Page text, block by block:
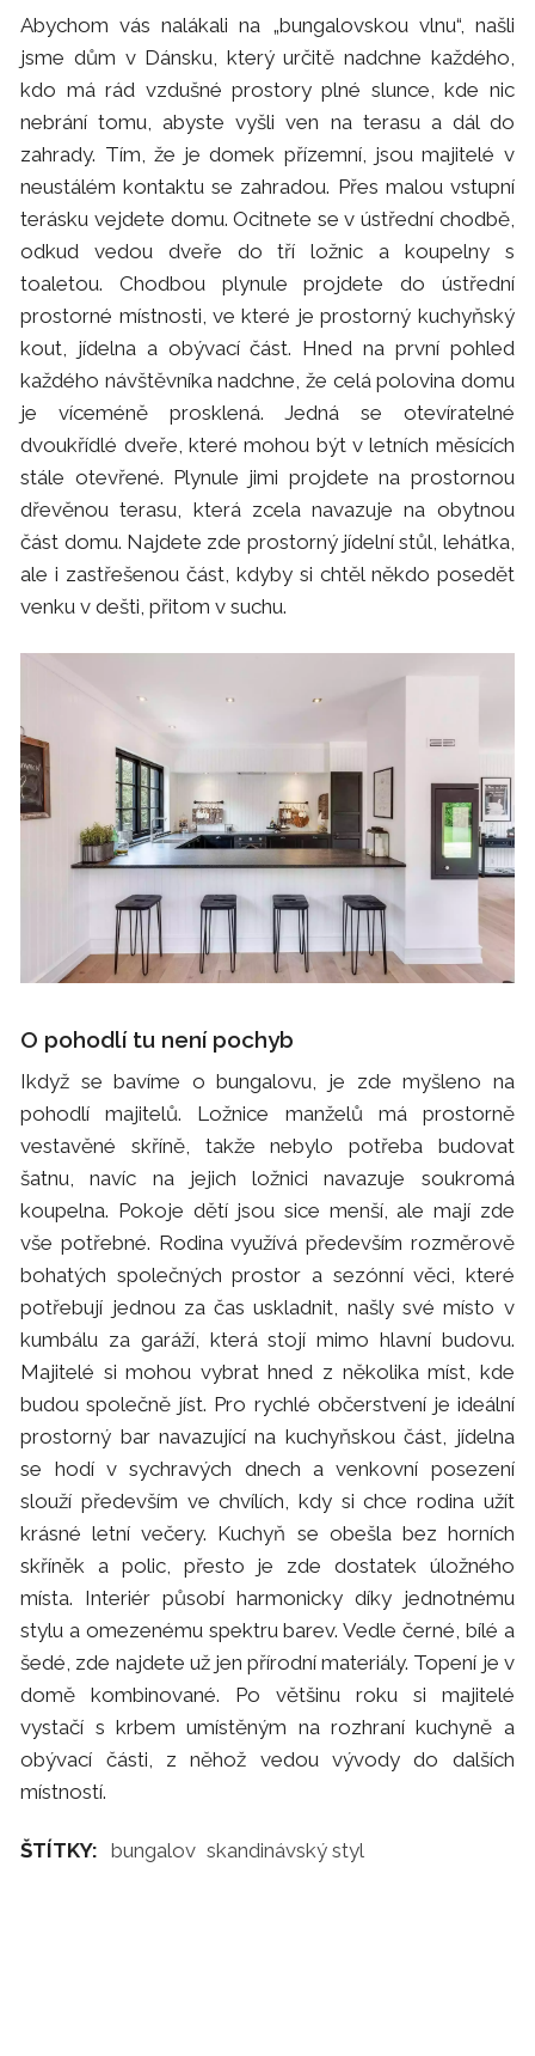
Abychom vás nalákali na „bungalovskou vlnu“, našli
jsme dům v Dánsku, který určitě nadchne každého,
kdo má rád vzdušné prostory plné slunce, kde nic
nebrání tomu, abyste vyšli ven na terasu a dál do
zahrady. Tím, že je domek přízemní, jsou majitelé v
neustálém kontaktu se zahradou. Přes malou vstupní
terásku vejdete domu. Ocitnete se v ústřední chodbě,
odkud vedou dveře do tří ložnic a koupelny s
toaletou. Chodbou plynule projdete do ústřední
prostorné místnosti, ve které je prostorný kuchyňský
kout, jídelna a obývací část. Hned na první pohled
každého návštěvníka nadchne, že celá polovina domu
je víceméně prosklená. Jedná se otevíratelné
dvoukřídlé dveře, které mohou být v letních měsících
stále otevřené. Plynule jimi projdete na prostornou
dřevěnou terasu, která zcela navazuje na obytnou
část domu. Najdete zde prostorný jídelní stůl, lehátka,
ale i zastřešenou část, kdyby si chtěl někdo posedět
venku v dešti, přitom v suchu.
O pohodlí tu není pochyb
Ikdyž se bavíme o bungalovu, je zde myšleno na
pohodlí majitelů. Ložnice manželů má prostorně
vestavěné skříně, takže nebylo potřeba budovat
šatnu, navíc na jejich ložnici navazuje soukromá
koupelna. Pokoje dětí jsou sice menší, ale mají zde
vše potřebné. Rodina využívá především rozměrově
bohatých společných prostor a sezónní věci, které
potřebují jednou za čas uskladnit, našly své místo v
kumbálu za garáží, která stojí mimo hlavní budovu.
Majitelé si mohou vybrat hned z několika míst, kde
budou společně jíst. Pro rychlé občerstvení je ideální
prostorný bar navazující na kuchyňskou část, jídelna
se hodí v sychravých dnech a venkovní posezení
slouží především ve chvílích, kdy si chce rodina užít
krásné letní večery. Kuchyň se obešla bez horních
skříněk a polic, přesto je zde dostatek úložného
místa. Interiér působí harmonicky díky jednotnému
stylu a omezenému spektru barev. Vedle černé, bílé a
šedé, zde najdete už jen přírodní materiály. Topení je v
domě kombinované. Po většinu roku si majitelé
vystačí s krbem umístěným na rozhraní kuchyně a
obývací části, z něhož vedou vývody do dalších
místností.
ŠTÍTKY: bungalov skandinávský styl